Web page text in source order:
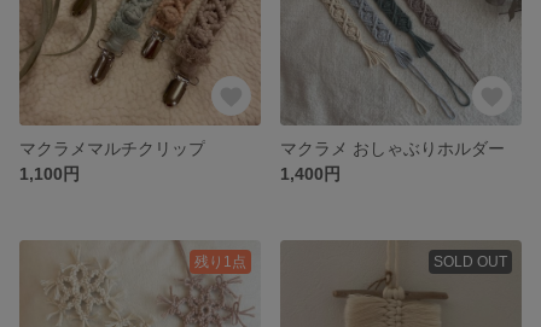
マクラメマルチクリップ
1,100円
マクラメ おしゃぶりホルダー
1,400円
残り1点 SOLD OUT